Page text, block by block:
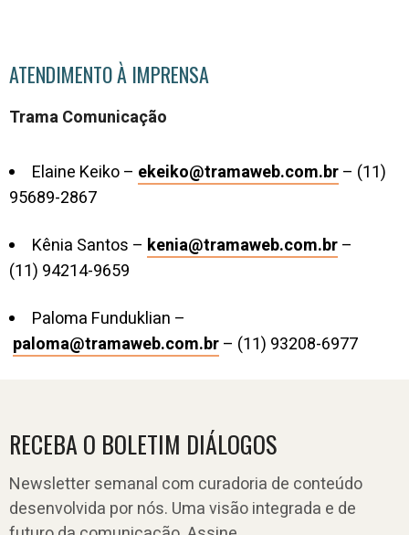
ATENDIMENTO À IMPRENSA
Trama Comunicação
Elaine Keiko – ekeiko@tramaweb.com.br– (11)
95689-2867
Kênia Santos – kenia@tramaweb.com.br–
(11) 94214-9659
Paloma Funduklian –
paloma@tramaweb.com.br– (11) 93208-6977
RECEBA O BOLETIM DIÁLOGOS
Newsletter semanal com curadoria de conteúdo
desenvolvida por nós. Uma visão integrada e de